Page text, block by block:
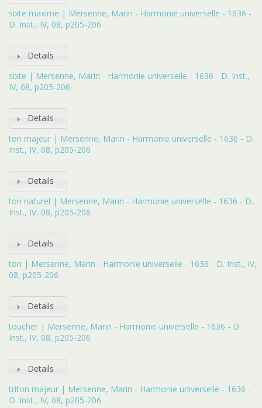
sixte maxime | Mersenne, Marin - Harmonie universelle - 1636 -
D. Inst., IV, 08, p205-206
Details
sixte | Mersenne, Marin - Harmonie universelle - 1636 - D. Inst.,
IV, 08, p205-206
Details
ton majeur | Mersenne, Marin - Harmonie universelle - 1636 - D.
Inst., IV, 08, p205-206
Details
ton naturel | Mersenne, Marin - Harmonie universelle - 1636 - D.
Inst., IV, 08, p205-206
Details
ton | Mersenne, Marin - Harmonie universelle - 1636 - D. Inst., IV,
08, p205-206
Details
toucher | Mersenne, Marin - Harmonie universelle - 1636 - D.
Inst., IV, 08, p205-206
Details
triton majeur | Mersenne, Marin - Harmonie universelle - 1636 -
D. Inst., IV, 08, p205-206